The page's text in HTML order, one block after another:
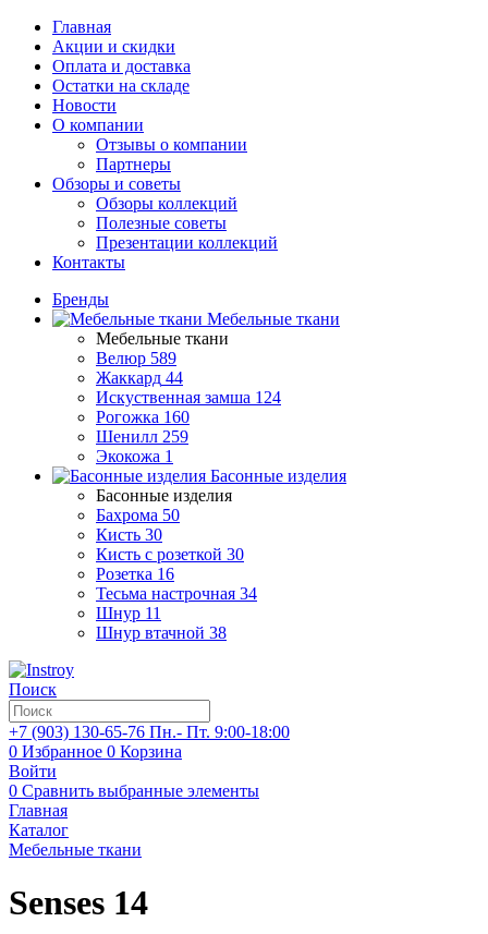
Главная
Акции и скидки
Оплата и доставка
Остатки на складе
Новости
О компании
Отзывы о компании
Партнеры
Обзоры и советы
Обзоры коллекций
Полезные советы
Презентации коллекций
Контакты
Бренды
Мебельные ткани
Мебельные ткани
Велюр 589
Жаккард 44
Искуственная замша 124
Рогожка 160
Шенилл 259
Экокожа 1
Басонные изделия
Басонные изделия
Бахрома 50
Кисть 30
Кисть с розеткой 30
Розетка 16
Тесьма настрочная 34
Шнур 11
Шнур втачной 38
Поиск
+7 (903) 130-65-76 Пн.- Пт. 9:00-18:00
0 Избранное 0 Корзина
Войти
0 Сравнить выбранные элементы
Главная
Каталог
Мебельные ткани
Senses 14